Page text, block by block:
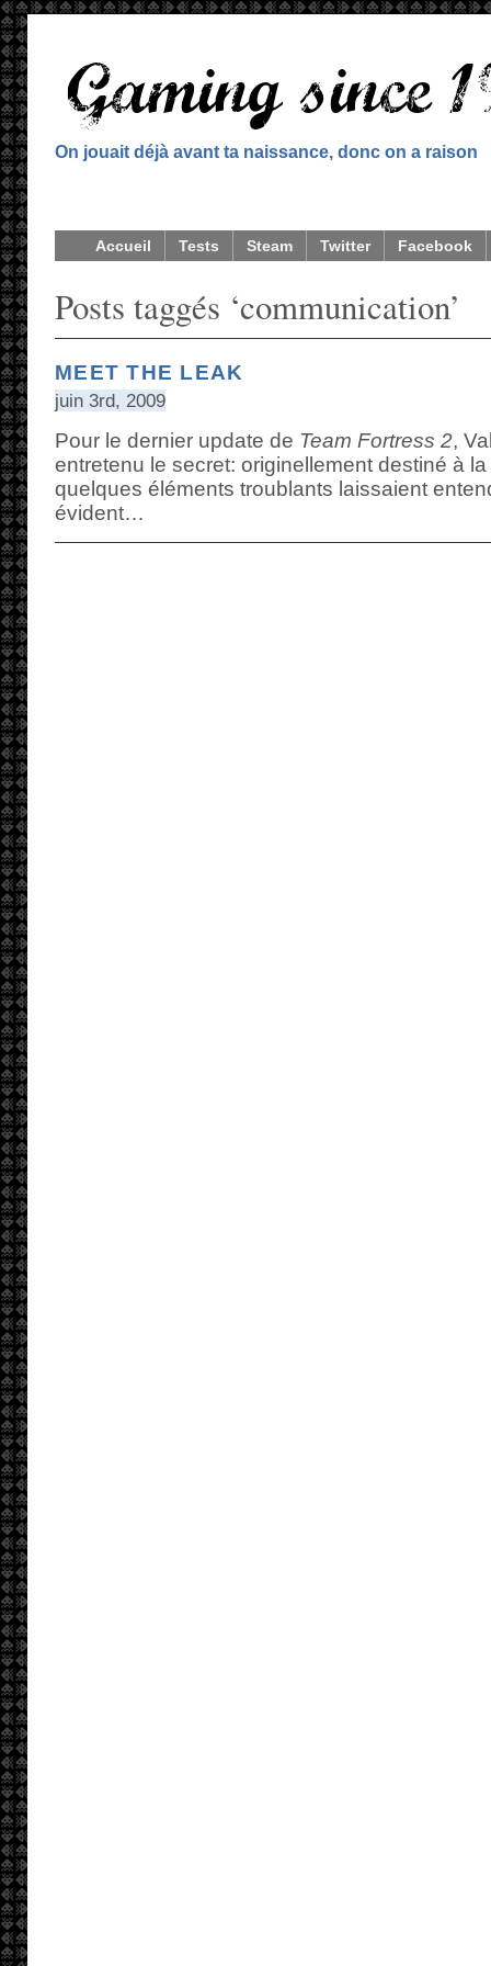
On jouait déjà avant ta naissance, donc on a raison
Accueil Tests Steam Twitter Facebook
Posts taggés ‘communication’
MEET THE LEAK
juin 3rd, 2009
Pour le dernier update de Team Fortress 2,
entretenu le secret: originellement destiné à
quelques éléments troublants laissaient
évident…